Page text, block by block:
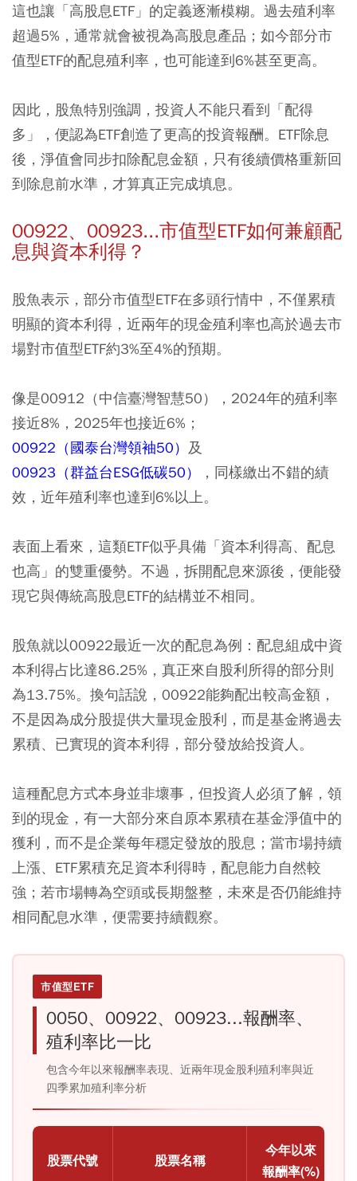
這也讓「高股息ETF」的定義逐漸模糊。過去殖利率
超過5%，通常就會被視為高股息產品；如今部分市
值型ETF的配息殖利率，也可能達到6%甚至更高。
因此，股魚特別強調，投資人不能只看到「配得
多」，便認為ETF創造了更高的投資報酬。ETF除息
後，淨值會同步扣除配息金額，只有後續價格重新回
到除息前水準，才算真正完成填息。
00922、00923...市值型ETF如何兼顧配
息與資本利得？
股魚表示，部分市值型ETF在多頭行情中，不僅累積
明顯的資本利得，近兩年的現金殖利率也高於過去市
場對市值型ETF約3%至4%的預期。
像是00912（中信臺灣智慧50）
，2024年的殖利率
接近8%，2025年也接近6%；
00922（國泰台灣領袖50） 及
00923（群益台ESG低碳50）
，同樣繳出不錯的績
效，近年殖利率也達到6%以上。
表面上看來，這類ETF似乎具備「資本利得高、配息
也高」的雙重優勢。不過，拆開配息來源後，便能發
現它與傳統高股息ETF的結構並不相同。
股魚就以00922最近一次的配息為例：配息組成中資
本利得占比達86.25%，真正來自股利所得的部分則
為13.75%。換句話說，00922能夠配出較高金額，
不是因為成分股提供大量現金股利，而是基金將過去
累積、已實現的資本利得，部分發放給投資人。
這種配息方式本身並非壞事，但投資人必須了解，領
到的現金，有一大部分來自原本累積在基金淨值中的
獲利，而不是企業每年穩定發放的股息；當市場持續
上漲、ETF累積充足資本利得時，配息能力自然較
強；若市場轉為空頭或長期盤整，未來是否仍能維持
相同配息水準，便需要持續觀察。
市值型ETF
0050、00922、00923...報酬率、
殖利率比一比
包含今年以來報酬率表現、近兩年現金股利殖利率與近
四季累加殖利率分析
股票代號 股票名稱
今年以來
報酬率(%)